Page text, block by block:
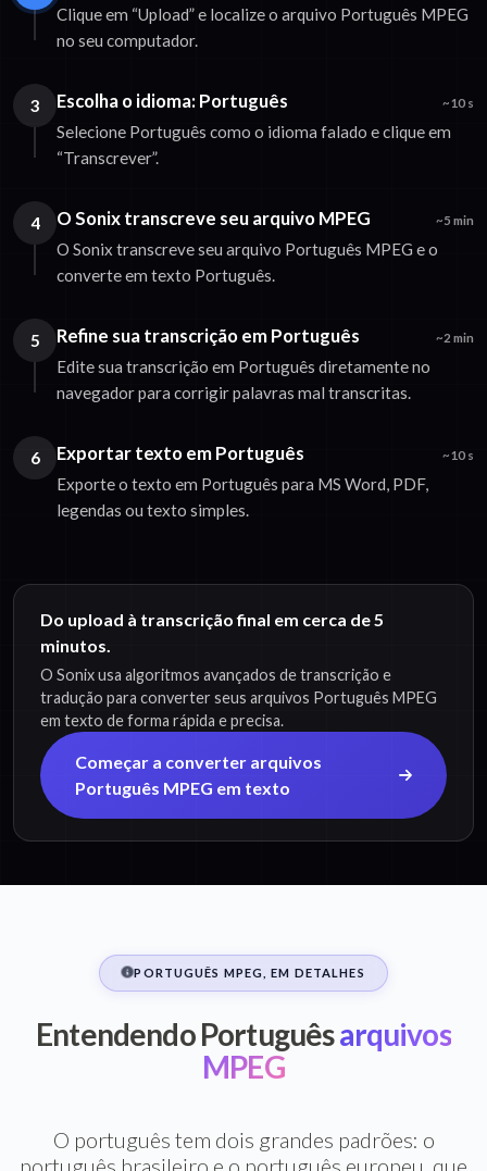
Clique em “Upload” e localize o arquivo Português MPEG
no seu computador.
3 Escolha o idioma: Português ~10 s
Selecione Português como o idioma falado e clique em
“Transcrever”.
4 O Sonix transcreve seu arquivo MPEG ~5 min
O Sonix transcreve seu arquivo Português MPEG e o
converte em texto Português.
5 Refine sua transcrição em Português ~2 min
Edite sua transcrição em Português diretamente no
navegador para corrigir palavras mal transcritas.
6 Exportar texto em Português ~10 s
Exporte o texto em Português para MS Word, PDF,
legendas ou texto simples.
Do upload à transcrição final em cerca de 5
minutos.
O Sonix usa algoritmos avançados de transcrição e
tradução para converter seus arquivos Português MPEG
em texto de forma rápida e precisa.
Começar a converter arquivos
Português MPEG em texto
PORTUGUÊS MPEG, EM DETALHES
Entendendo Portuguêsarquivos
MPEG
O português tem dois grandes padrões: o
português brasileiro e o português europeu, que